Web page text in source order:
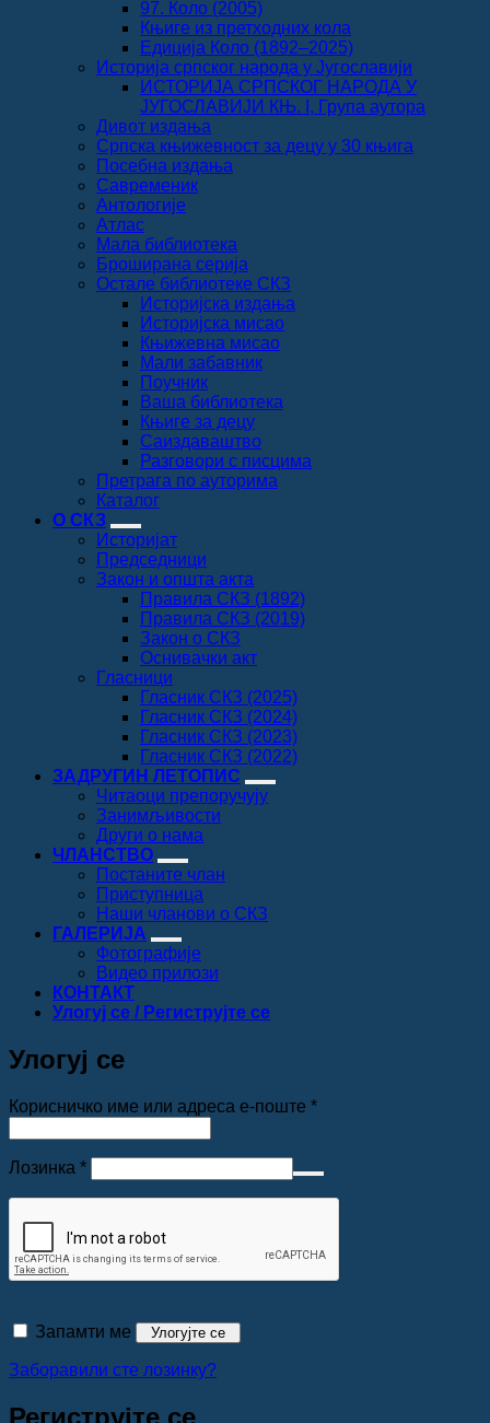
97. Коло (2005)
Књиге из претходних кола
Едиција Коло (1892‒2025)
Историја српског народа у Југославији
ИСТОРИЈА СРПСКОГ НАРОДА У
ЈУГОСЛАВИЈИ КЊ. I, Група аутора
Дивот издања
Српска књижевност за децу у 30 књига
Посебна издања
Савременик
Антологије
Атлас
Мала библиотека
Броширана серија
Остале библиотеке СКЗ
Историјска издања
Историјска мисао
Књижевна мисао
Мали забавник
Поучник
Ваша библиотека
Књиге за децу
Саиздаваштво
Разговори с писцима
Претрага по ауторима
Каталог
О СКЗ
Историјат
Председници
Закон и општа акта
Правила СКЗ (1892)
Правила СКЗ (2019)
Закон о СКЗ
Оснивачки акт
Гласници
Гласник СКЗ (2025)
Гласник СКЗ (2024)
Гласник СКЗ (2023)
Гласник СКЗ (2022)
ЗАДРУГИН ЛЕТОПИС
Читаоци препоручују
Занимљивости
Други о нама
ЧЛАНСТВО
Постаните члан
Приступница
Наши чланови о СКЗ
ГАЛЕРИЈА
Фотографије
Видео прилози
КОНТАКТ
Улогуј се / Региструјте се
Улогуј се
Корисничко име или адреса е-поште *Обавезно
Лозинка *Обавезно
Запамти ме Улогујте се
Заборавили сте лозинку?
Региструјте се